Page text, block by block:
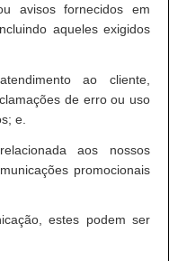
avisos fornecidos em
aqueles exigidos
ao cliente,
de erro ou uso
e.
aos nossos
promocionais
estes podem ser